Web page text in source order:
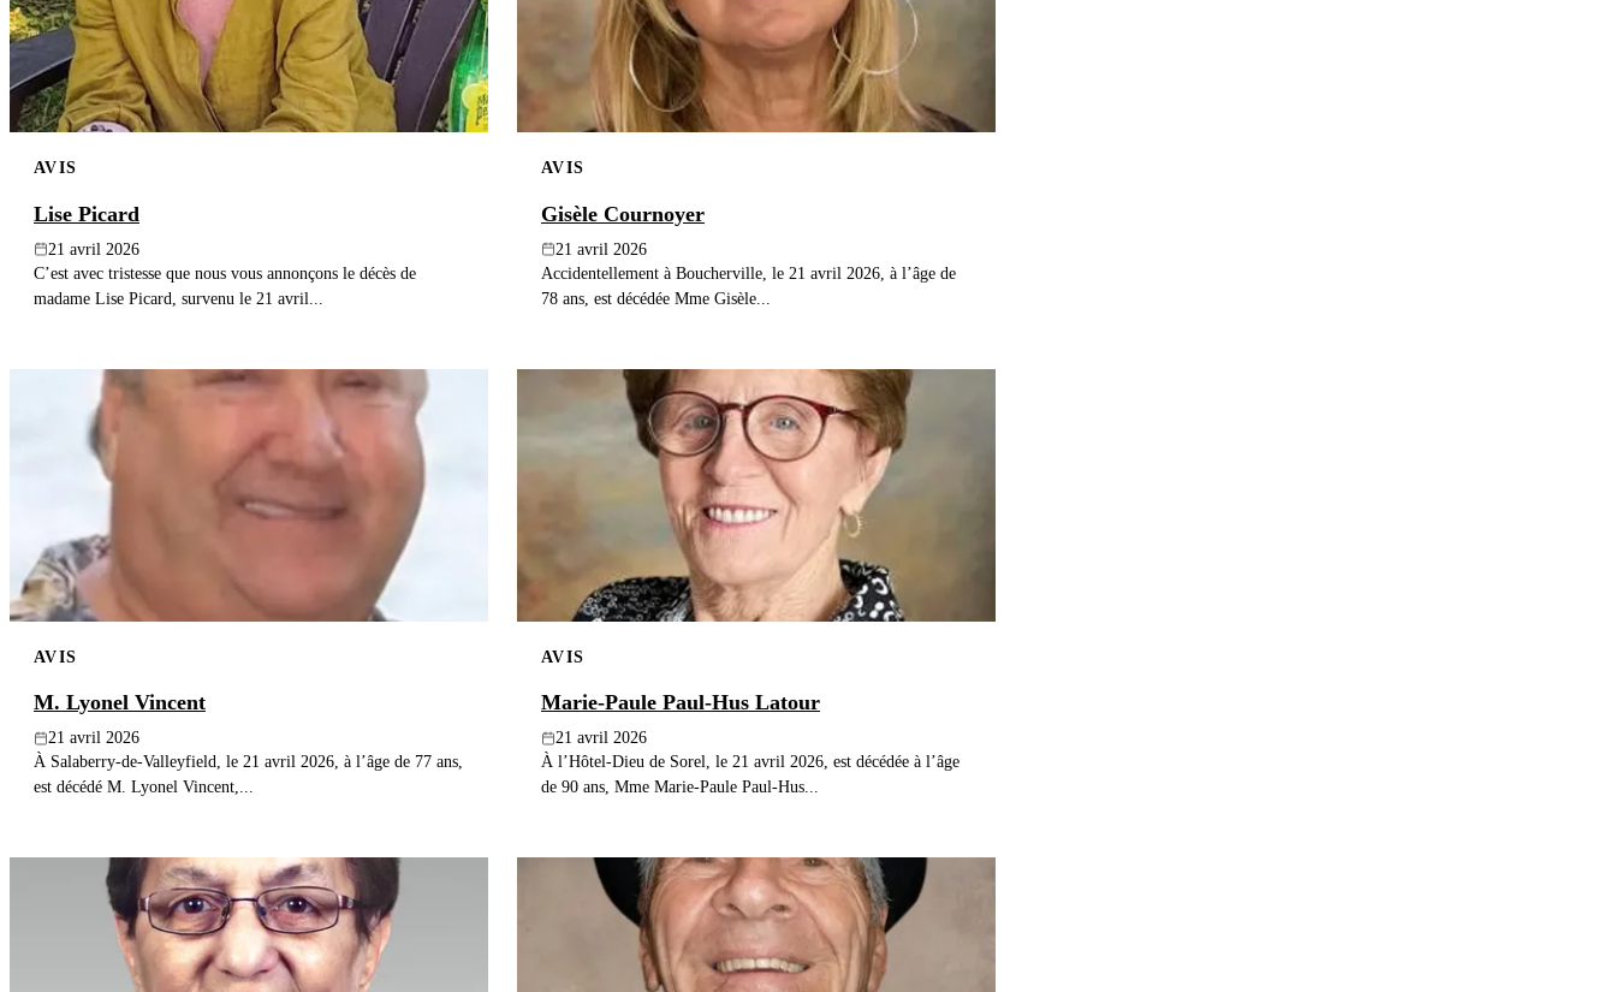
AVIS
Lise Picard
21 avril 2026
C’est avec tristesse que nous vous annonçons le décès de
madame Lise Picard, survenu le 21 avril...
AVIS
Gisèle Cournoyer
21 avril 2026
Accidentellement à Boucherville, le 21 avril 2026, à l’âge de
78 ans, est décédée Mme Gisèle...
AVIS
M. Lyonel Vincent
21 avril 2026
À Salaberry-de-Valleyfield, le 21 avril 2026, à l’âge de 77 ans,
est décédé M. Lyonel Vincent,...
AVIS
Marie-Paule Paul-Hus Latour
21 avril 2026
À l’Hôtel-Dieu de Sorel, le 21 avril 2026, est décédée à l’âge
de 90 ans, Mme Marie-Paule Paul-Hus...